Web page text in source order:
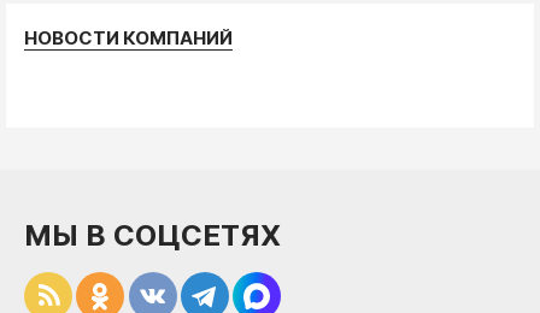
НОВОСТИ КОМПАНИЙ
МЫ В СОЦСЕТЯХ